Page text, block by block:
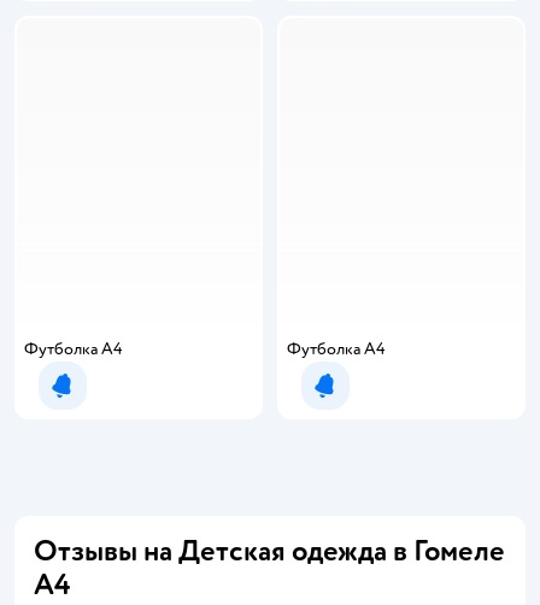
Футболка А4
Уведомить о появлении
Футболка А4
Уведомить о появлении
Отзывы на Детская одежда в Гомеле
А4